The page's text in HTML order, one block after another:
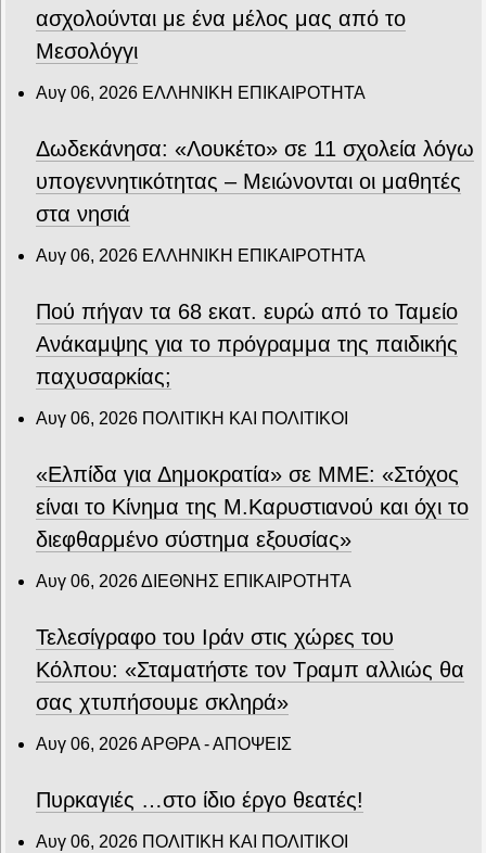
ασχολούνται με ένα μέλος μας από το
Μεσολόγγι
Αυγ 06, 2026 ΕΛΛΗΝΙΚΗ ΕΠΙΚΑΙΡΟΤΗΤΑ
Δωδεκάνησα: «Λουκέτο» σε 11 σχολεία λόγω
υπογεννητικότητας – Μειώνονται οι μαθητές
στα νησιά
Αυγ 06, 2026 ΕΛΛΗΝΙΚΗ ΕΠΙΚΑΙΡΟΤΗΤΑ
Πού πήγαν τα 68 εκατ. ευρώ από το Ταμείο
Ανάκαμψης για το πρόγραμμα της παιδικής
παχυσαρκίας;
Αυγ 06, 2026 ΠΟΛΙΤΙΚΗ ΚΑΙ ΠΟΛΙΤΙΚΟΙ
«Ελπίδα για Δημοκρατία» σε ΜΜΕ: «Στόχος
είναι το Κίνημα της Μ.Καρυστιανού και όχι το
διεφθαρμένο σύστημα εξουσίας»
Αυγ 06, 2026ΔΙΕΘΝΗΣ ΕΠΙΚΑΙΡΟΤΗΤΑ
Τελεσίγραφο του Ιράν στις χώρες του
Κόλπου: «Σταματήστε τον Τραμπ αλλιώς θα
σας χτυπήσουμε σκληρά»
Αυγ 06, 2026ΑΡΘΡΑ - ΑΠΟΨΕΙΣ
Πυρκαγιές …στο ίδιο έργο θεατές!
Αυγ 06, 2026 ΠΟΛΙΤΙΚΗ ΚΑΙ ΠΟΛΙΤΙΚΟΙ